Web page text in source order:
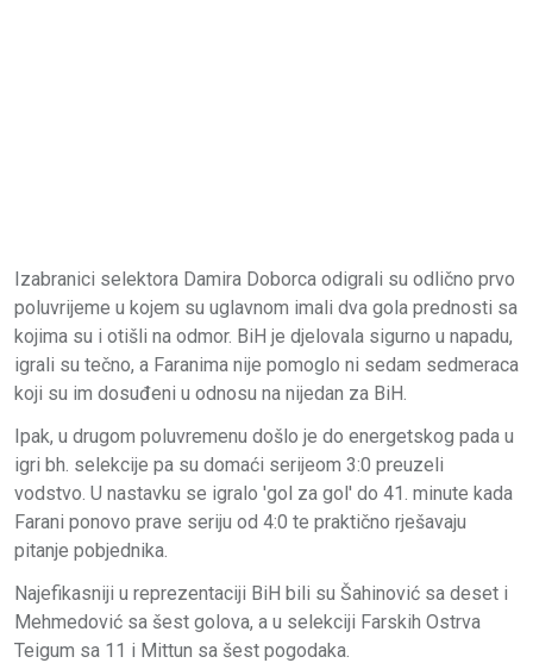
Izabranici selektora Damira Doborca odigrali su odlično prvo
poluvrijeme u kojem su uglavnom imali dva gola prednosti sa
kojima su i otišli na odmor. BiH je djelovala sigurno u napadu,
igrali su tečno, a Faranima nije pomoglo ni sedam sedmeraca
koji su im dosuđeni u odnosu na nijedan za BiH.
Ipak, u drugom poluvremenu došlo je do energetskog pada u
igri bh. selekcije pa su domaći serijeom 3:0 preuzeli
vodstvo. U nastavku se igralo 'gol za gol' do 41. minute kada
Farani ponovo prave seriju od 4:0 te praktično rješavaju
pitanje pobjednika.
Najefikasniji u reprezentaciji BiH bili su Šahinović sa deset i
Mehmedović sa šest golova, a u selekciji Farskih Ostrva
Teigum sa 11 i Mittun sa šest pogodaka.